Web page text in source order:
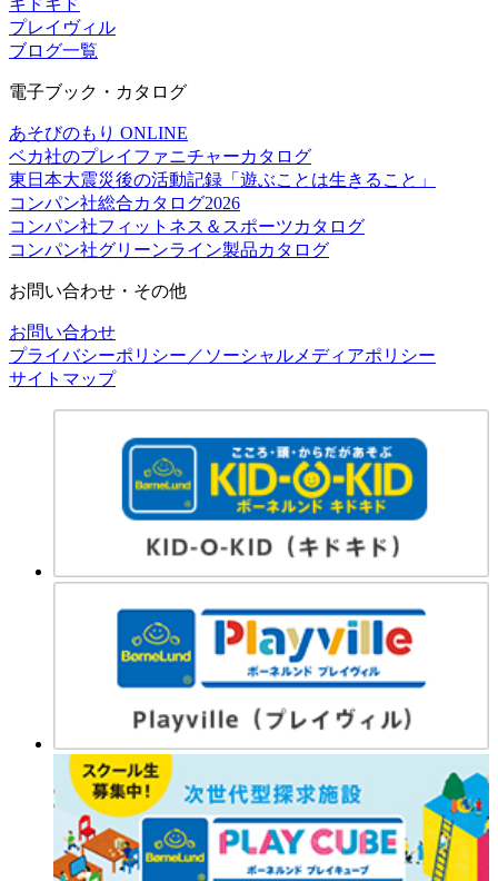
キドキド
プレイヴィル
ブログ一覧
電子ブック・カタログ
あそびのもり ONLINE
ベカ社のプレイファニチャーカタログ
東日本大震災後の活動記録「遊ぶことは生きること」
コンパン社総合カタログ2026
コンパン社フィットネス＆スポーツカタログ
コンパン社グリーンライン製品カタログ
お問い合わせ・その他
お問い合わせ
プライバシーポリシー／ソーシャルメディアポリシー
サイトマップ